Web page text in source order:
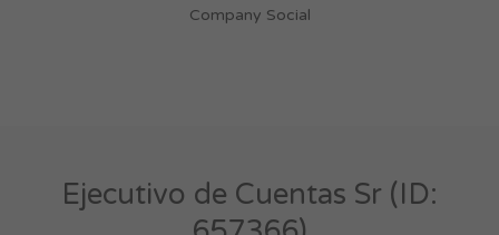
Company Social
Ejecutivo de Cuentas Sr (ID: